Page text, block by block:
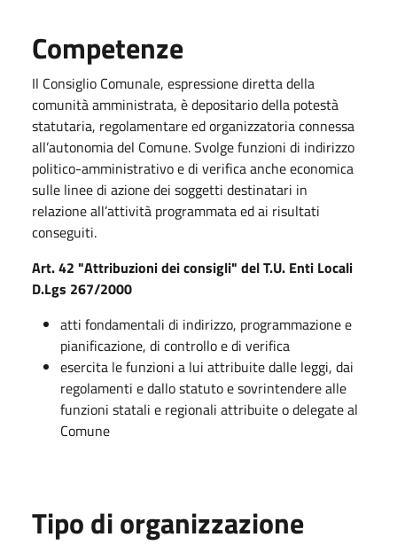
Competenze
Il Consiglio Comunale, espressione diretta della
comunità amministrata, è depositario della potestà
statutaria, regolamentare ed organizzatoria connessa
all’autonomia del Comune. Svolge funzioni di indirizzo
politico-amministrativo e di verifica anche economica
sulle linee di azione dei soggetti destinatari in
relazione all’attività programmata ed ai risultati
conseguiti.
Art. 42 "Attribuzioni dei consigli" del T.U. Enti Locali
D.Lgs 267/2000
atti fondamentali di indirizzo, programmazione e
pianificazione, di controllo e di verifica
esercita le funzioni a lui attribuite dalle leggi, dai
regolamenti e dallo statuto e sovrintendere alle
funzioni statali e regionali attribuite o delegate al
Comune
Tipo di organizzazione